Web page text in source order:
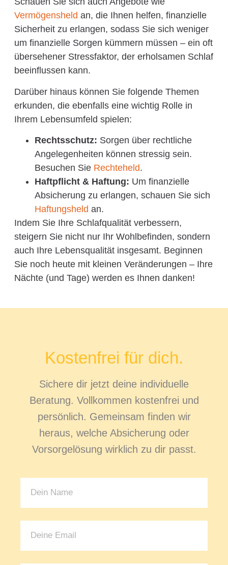
Vermögensheld an, die Ihnen helfen, finanzielle
Sicherheit zu erlangen, sodass Sie sich weniger
um finanzielle Sorgen kümmern müssen – ein oft
übersehener Stressfaktor, der erholsamen Schlaf
beeinflussen kann.
Darüber hinaus können Sie folgende Themen
erkunden, die ebenfalls eine wichtig Rolle in
Ihrem Lebensumfeld spielen:
Rechtsschutz: Sorgen über rechtliche
Angelegenheiten können stressig sein.
Besuchen Sie Rechteheld.
Haftpflicht & Haftung: Um finanzielle
Absicherung zu erlangen, schauen Sie sich
Haftungsheld an.
Indem Sie Ihre Schlafqualität verbessern,
steigern Sie nicht nur Ihr Wohlbefinden, sondern
auch Ihre Lebensqualität insgesamt. Beginnen
Sie noch heute mit kleinen Veränderungen – Ihre
Nächte (und Tage) werden es Ihnen danken!
Kostenfrei für dich.
Sichere dir jetzt deine individuelle
Beratung. Vollkommen kostenfrei und
persönlich. Gemeinsam finden wir
heraus, welche Absicherung oder
Vorsorgelösung wirklich zu dir passt.